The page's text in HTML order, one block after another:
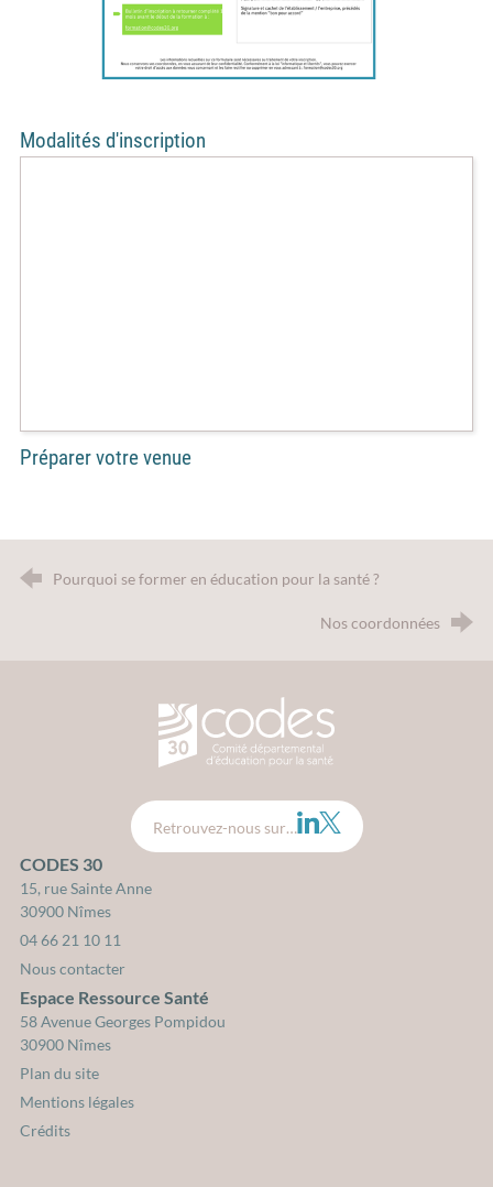
Modalités d'inscription
Préparer votre venue
Pourquoi se former en éducation pour la santé ?
Nos coordonnées
CODES 30 - Comité
Retrouvez-nous sur… LinkedIn
Twitter
CODES 30
15, rue Sainte Anne
30900 Nîmes
04 66 21 10 11
Nous contacter
Espace Ressource Santé
58 Avenue Georges Pompidou
30900 Nîmes
Plan du site
Mentions légales
Crédits